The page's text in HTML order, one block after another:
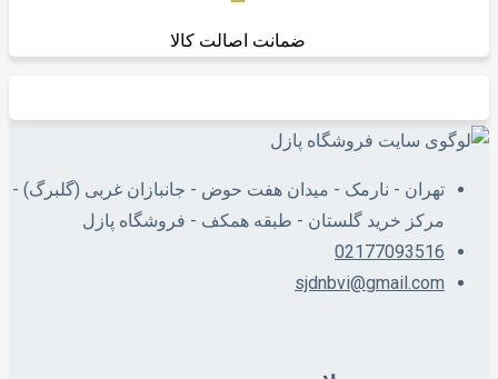
ضمانت اصالت کالا
تهران - نارمک - میدان هفت حوض - جانبازان غربی (گلبرگ) -
مرکز خرید گلستان - طبقه همکف - فروشگاه پازل
02177093516
sjdnbvi@gmail.com